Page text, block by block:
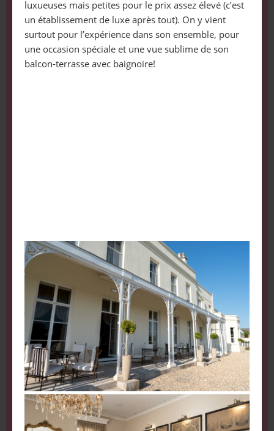
luxueuses mais petites pour le prix assez élevé (c’est
un établissement de luxe après tout). On y vient
surtout pour l’expérience dans son ensemble, pour
une occasion spéciale et une vue sublime de son
balcon-terrasse avec baignoire!